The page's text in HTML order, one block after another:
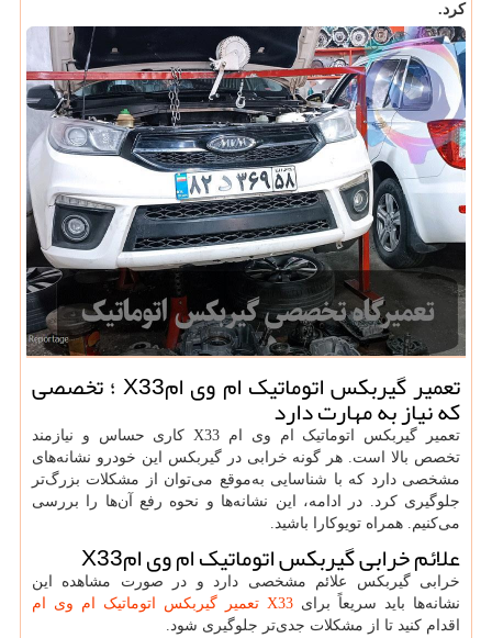
کرد.
تعمیر گیربکس اتوماتیک ام وی امX33؛ تخصصی
که نیاز به مهارت دارد
تعمیر گیربکس اتوماتیک ام وی ام X33 کاری حساس و نیازمند
تخصص بالا است. هر گونه خرابی در گیربکس این خودرو نشانه‌های
مشخصی دارد که با شناسایی به‌موقع می‌توان از مشکلات بزرگ‌تر
جلوگیری کرد. در ادامه، این نشانه‌ها و نحوه رفع آن‌ها را بررسی
می‌کنیم. همراه تویوکارا باشید.
علائم خرابی گیربکس اتوماتیک ام وی امX33
خرابی گیربکس علائم مشخصی دارد و در صورت مشاهده این
نشانه‌ها باید سریعاً برای تعمیر گیربکس اتوماتیک ام وی ام X33
اقدام کنید تا از مشکلات جدی‌تر جلوگیری شود.